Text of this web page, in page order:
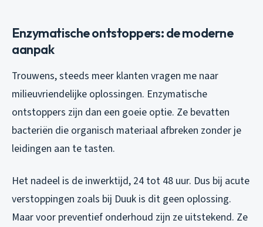
Enzymatische ontstoppers: de moderne
aanpak
Trouwens, steeds meer klanten vragen me naar
milieuvriendelijke oplossingen. Enzymatische
ontstoppers zijn dan een goeie optie. Ze bevatten
bacteriën die organisch materiaal afbreken zonder je
leidingen aan te tasten.
Het nadeel is de inwerktijd, 24 tot 48 uur. Dus bij acute
verstoppingen zoals bij Duuk is dit geen oplossing.
Maar voor preventief onderhoud zijn ze uitstekend. Ze